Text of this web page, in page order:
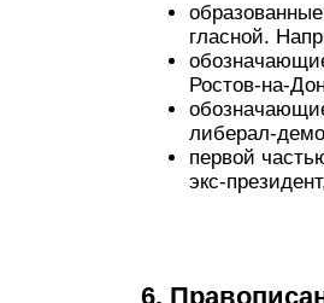
гласной.
Ростов-на-
либерал-
первой
экс-
6.